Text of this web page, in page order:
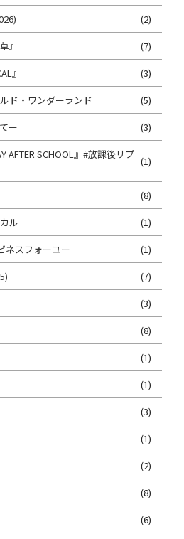
(2)
』
(7)
』
(3)
ド・ワンダーランド
(5)
ー
(3)
AFTER SCHOOL』#放課後リプ
(1)
(8)
ル
(1)
ネスフォーユー
(1)
(7)
(3)
(8)
(1)
(1)
(3)
(1)
(2)
(8)
(6)